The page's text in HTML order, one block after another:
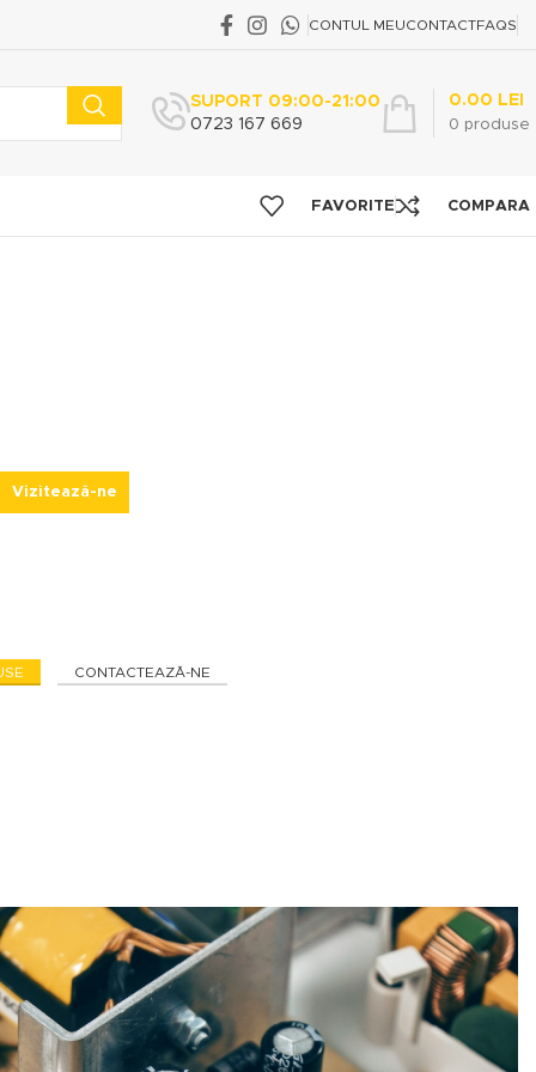
CONTUL MEUCONTACTFAQS
SUPORT 09:00-21:00
0723 167 669
0 produse
0.00 LEI
FAVORITE COMPARA
Vizitează-ne
CONTACTEAZĂ-NE